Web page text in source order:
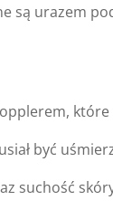
urazem
które
być
suchość